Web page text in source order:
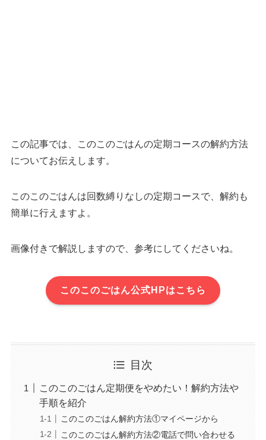
この記事では、このこのごはんの定期コースの解約方法
についてお伝えします。
このこのごはんは回数縛りなしの定期コースで、解約も
簡単に行えますよ。
画像付きで解説しますので、参考にしてくださいね。
このこのごはん公式HPはこちら
目次
このこのごはん定期便をやめたい！解約方法や
手順を紹介
このこのごはん解約方法①マイページから
このこのごはん解約方法②電話で問い合わせる